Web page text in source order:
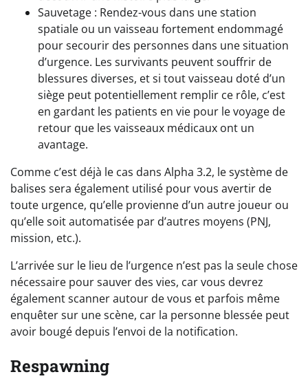
Sauvetage : Rendez-vous dans une station
spatiale ou un vaisseau fortement endommagé
pour secourir des personnes dans une situation
d’urgence. Les survivants peuvent souffrir de
blessures diverses, et si tout vaisseau doté d’un
siège peut potentiellement remplir ce rôle, c’est
en gardant les patients en vie pour le voyage de
retour que les vaisseaux médicaux ont un
avantage.
Comme c’est déjà le cas dans Alpha 3.2, le système de
balises sera également utilisé pour vous avertir de
toute urgence, qu’elle provienne d’un autre joueur ou
qu’elle soit automatisée par d’autres moyens (PNJ,
mission, etc.).
L’arrivée sur le lieu de l’urgence n’est pas la seule chose
nécessaire pour sauver des vies, car vous devrez
également scanner autour de vous et parfois même
enquêter sur une scène, car la personne blessée peut
avoir bougé depuis l’envoi de la notification.
Respawning